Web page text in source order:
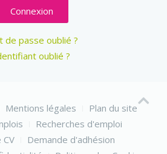
Connexion
de passe oublié ?
oublié ?
Mentions légales
Plan du site
Recherches d'emploi
Demande d'adhésion